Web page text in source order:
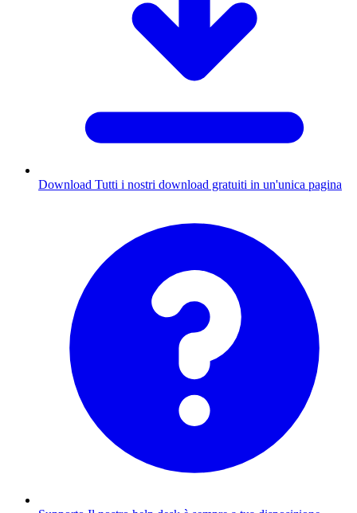
Download Tutti i nostri download gratuiti in un'unica pagina